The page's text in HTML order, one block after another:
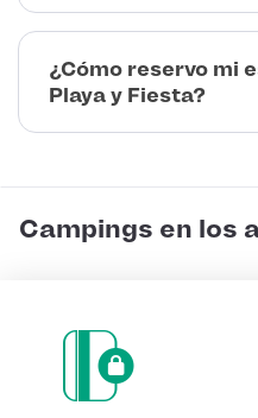
¿Cómo reservo mi
Playa y Fiesta?
Campings en los